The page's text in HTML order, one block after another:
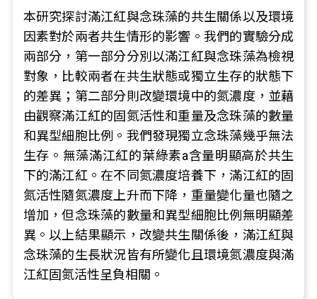
本研究探討滿江紅與念珠藻的共生關係以及環境
因素對於兩者共生情形的影響。我們的實驗分成
兩部分，第一部分分別以滿江紅與念珠藻為檢視
對象，比較兩者在共生狀態或獨立生存的狀態下
的差異；第二部分則改變環境中的氮濃度，並藉
由觀察滿江紅的固氮活性和重量及念珠藻的數量
和異型細胞比例。我們發現獨立念珠藻幾乎無法
生存。無藻滿江紅的葉綠素a含量明顯高於共生
下的滿江紅。在不同氮濃度培養下，滿江紅的固
氮活性隨氮濃度上升而下降，重量變化量也隨之
增加，但念珠藻的數量和異型細胞比例無明顯差
異。以上結果顯示，改變共生關係後，滿江紅與
念珠藻的生長狀況皆有所變化且環境氮濃度與滿
江紅固氮活性呈負相關。